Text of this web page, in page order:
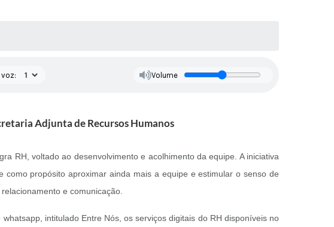
Volume
Adjunta de Recursos Humanos
RH, voltado ao desenvolvimento e acolhimento da equipe. A iniciativa
propósito aproximar ainda mais a equipe e estimular o senso de
e comunicação.
intitulado Entre Nós, os serviços digitais do RH disponíveis no